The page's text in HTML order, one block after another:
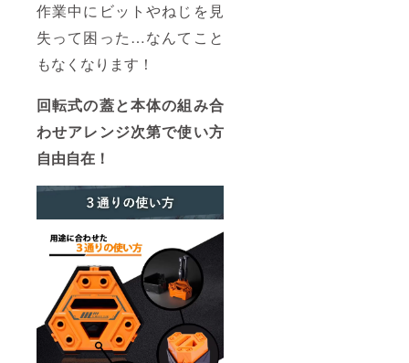
作業中にビットやねじを見
失って困った…なんてこと
もなくなります！
回転式の蓋と本体の組み合
わせアレンジ次第で使い方
自由自在！